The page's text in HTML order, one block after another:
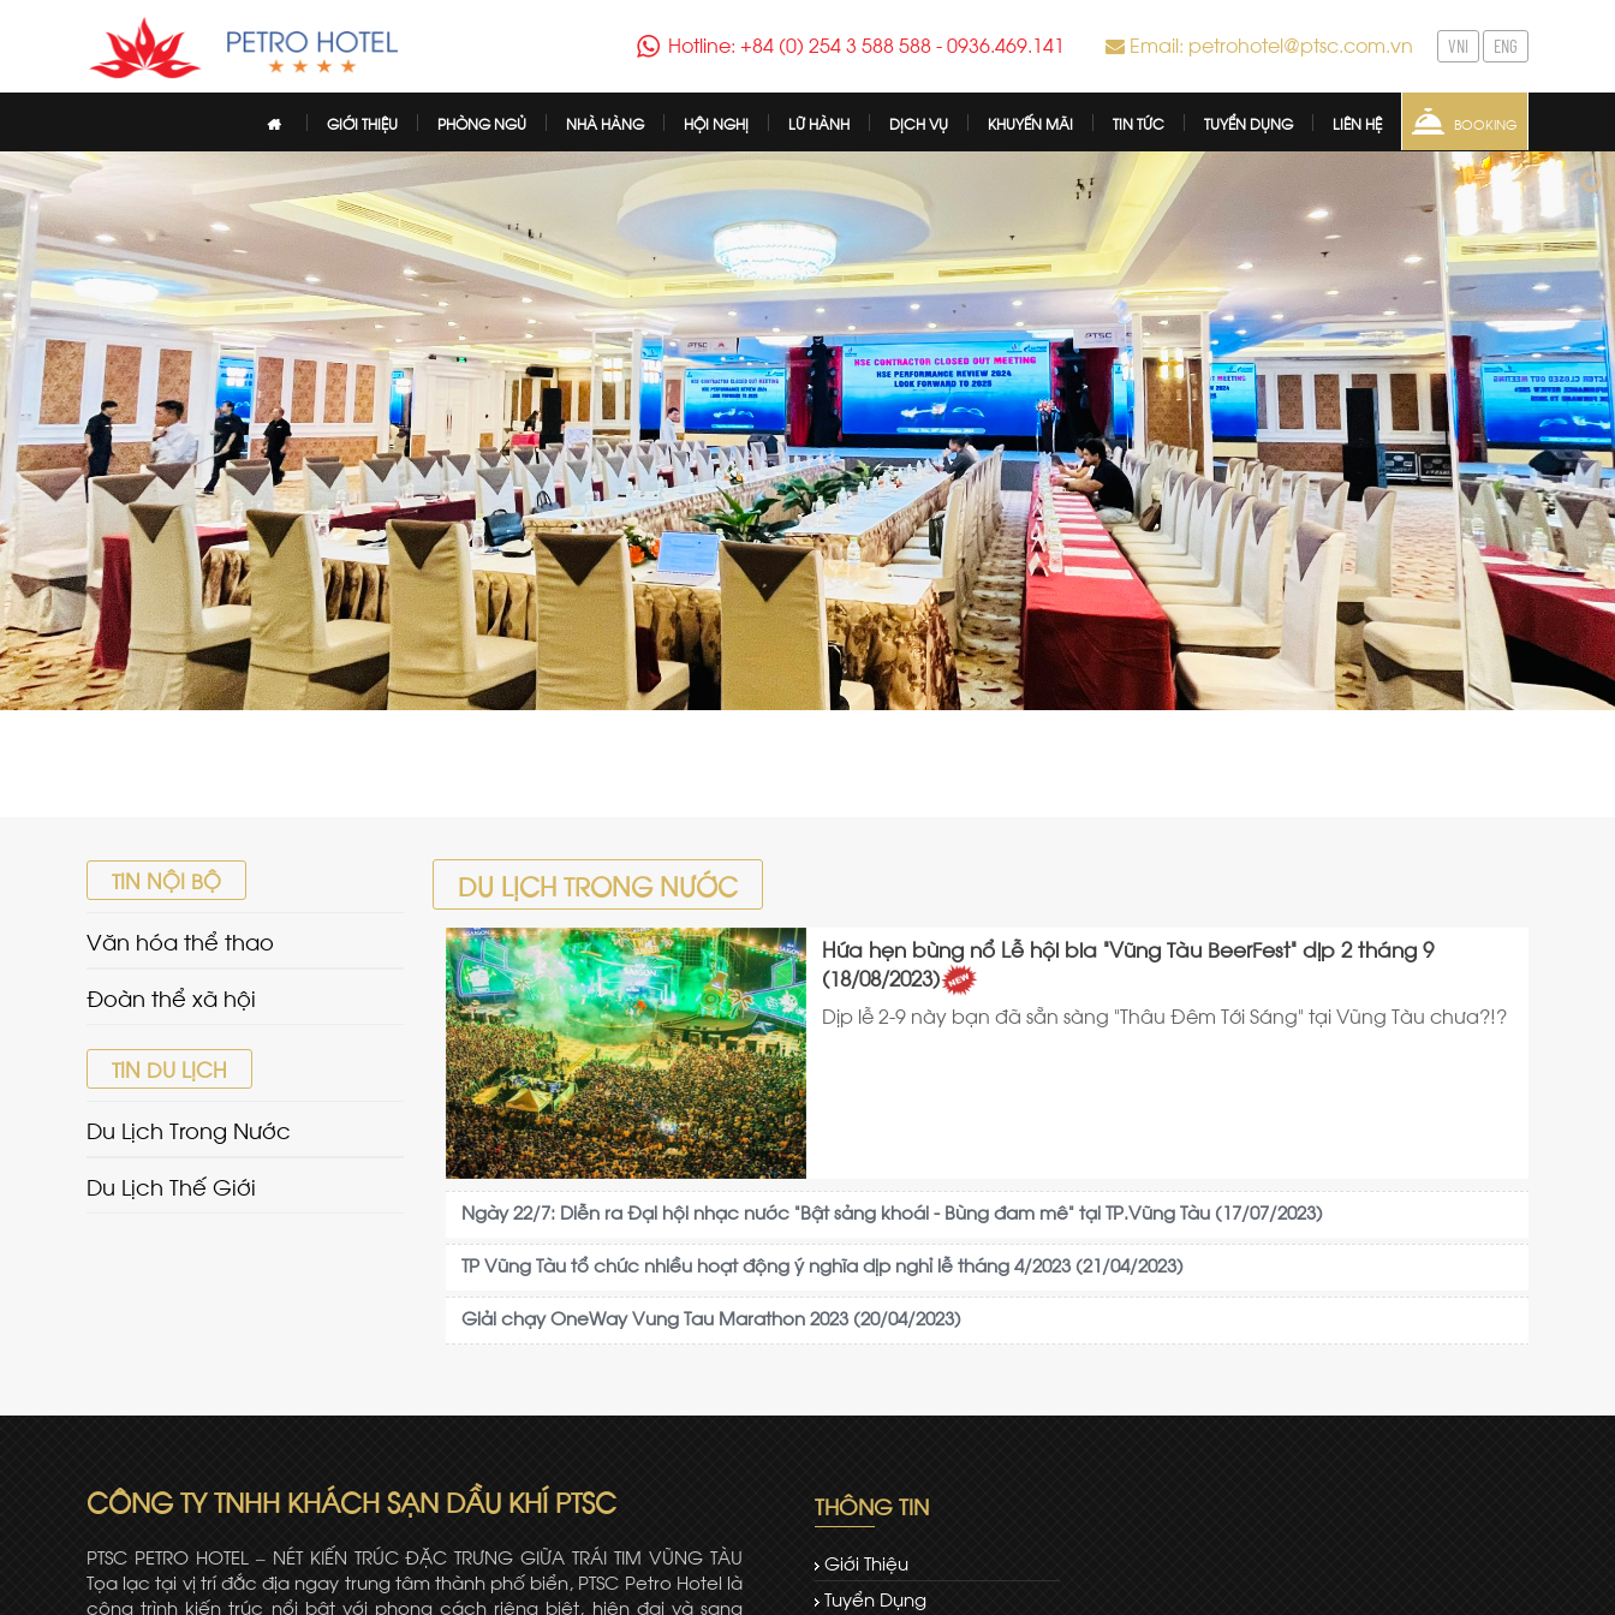
Hotline: +84 (0) 254 3 588 588-0936.469.141 Email: petrohotel@ptsc.com.vn VNI ENG
GIỚI THIỆU PHÒNG NGỦ NHÀ HÀNG HỘI NGHỊ LỮ HÀNH DỊCH VỤ KHUYẾN MÃI TIN TỨC TUYỂN DỤNG LIÊN HỆ BOOKING
TIN NỘI BỘ
Văn hóa thể thao
Đoàn thể xã hội
TIN DU LỊCH
Du Lịch Trong Nước
Du Lịch Thế Giới
DU LỊCH TRONG NƯỚC
Hứa hẹn bùng nổ Lễ hội bia “Vũng Tàu BeerFest” dịp 2 tháng 9
(18/08/2023)
Dịp lễ 2-9 này bạn đã sẵn sàng "Thâu Đêm Tới Sáng" tại Vũng Tàu chưa?!?
Ngày 22/7: Diễn ra Đại hội nhạc nước "Bật sảng khoái - Bùng đam mê" tại TP.Vũng Tàu (17/07/2023)
TP Vũng Tàu tổ chức nhiều hoạt động ý nghĩa dịp nghỉ lễ tháng 4/2023 (21/04/2023)
Giải chạy OneWay Vung Tau Marathon 2023 (20/04/2023)
CÔNG TY TNHH KHÁCH SẠN DẦU KHÍ PTSC
PTSC PETRO HOTEL – NÉT KIẾN TRÚC ĐẶC TRƯNG GIỮA TRÁI TIM VŨNG TÀU
Tọa lạc tại vị trí đắc địa ngay trung tâm thành phố biển, PTSC Petro Hotel là
công trình kiến trúc nổi bật với phong cách riêng biệt, hiện đại và sang
THÔNG TIN
Giới Thiệu
Tuyển Dụng